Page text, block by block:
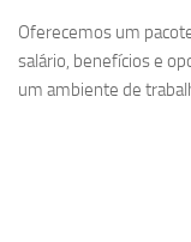
Oferecemos um
salário, benefícios e
um ambiente de